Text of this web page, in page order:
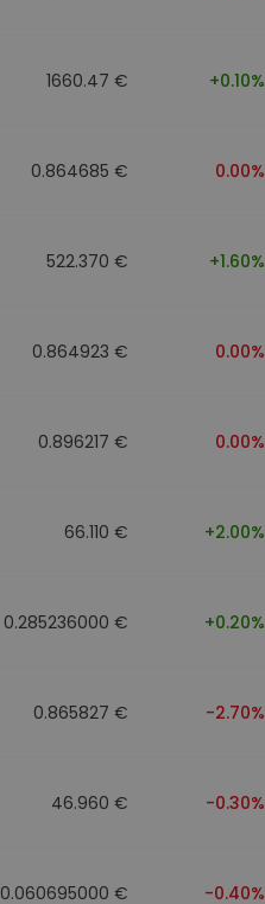
1660.47 € +0.10%
0.864685 € 0.00%
522.370 € +1.60%
0.864923 € 0.00%
0.896217 € 0.00%
66.110 € +2.00%
0.285236000 € +0.20%
0.865827 € -2.70%
46.960 € -0.30%
0.060695000 € -0.40%